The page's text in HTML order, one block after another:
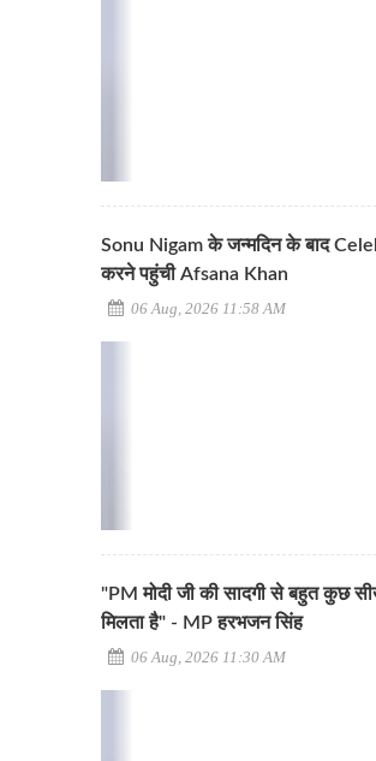
Sonu Nigam के जन्मदिन के बाद
करने पहुंची Afsana Khan
06 Aug, 2026 11:58 AM
"PM मोदी जी की सादगी से बहुत कुछ
मिलता है" - MP हरभजन सिंह
06 Aug, 2026 11:30 AM